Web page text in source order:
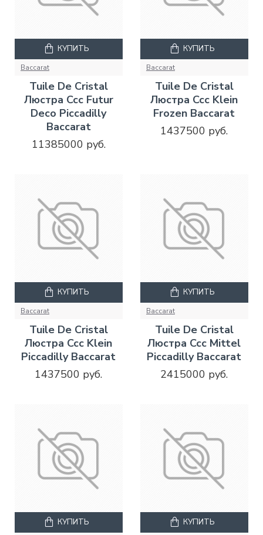
Baccarat
Tuile De Cristal
Люстра Ccc Futur
Deco Piccadilly
Baccarat
11385000 руб.
КУПИТЬ
Baccarat
Tuile De Cristal
Люстра Ccc Klein
Frozen Baccarat
1437500 руб.
КУПИТЬ
Baccarat
Tuile De Cristal
Люстра Ccc Klein
Piccadilly Baccarat
1437500 руб.
КУПИТЬ
Baccarat
Tuile De Cristal
Люстра Ccc Mittel
Piccadilly Baccarat
2415000 руб.
КУПИТЬ
КУПИТЬ КУПИТЬ